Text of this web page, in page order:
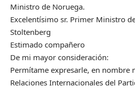
Ministro de Noruega.
Excelentísimo sr. Primer Ministro
Stoltenberg
Estimado compañero
De mi mayor consideración:
Permítame expresarle, en nombre
Relaciones Internacionales del